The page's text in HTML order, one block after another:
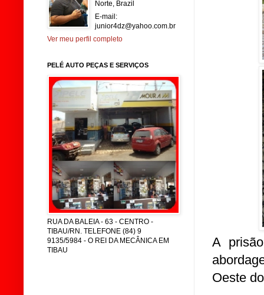
A
Oeste
Norte, Brazil
E-mail:
junior4dz@yahoo.com.br
Ver meu perfil completo
PELÉ AUTO PEÇAS E SERVIÇOS
RUA DA BALEIA - 63 - CENTRO -
TIBAU/RN. TELEFONE (84) 9
9135/5984 - O REI DA MECÂNICA EM
TIBAU